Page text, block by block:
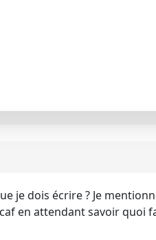
je dois écrire ? Je
en attendant savoir quoi